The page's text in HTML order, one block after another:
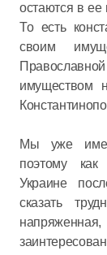
остаются в
То есть
своим
имуществом
Мы уже
поэтому как
Украине
сказать